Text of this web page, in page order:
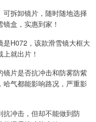
拆卸镜片，随时随地选择
盒，实惠到家！
H072，该款滑雪镜大框大
就出片！
片是否抗冲击和防雾防紫
气都能影响路况，严重影
抗冲击，但却不能做到防